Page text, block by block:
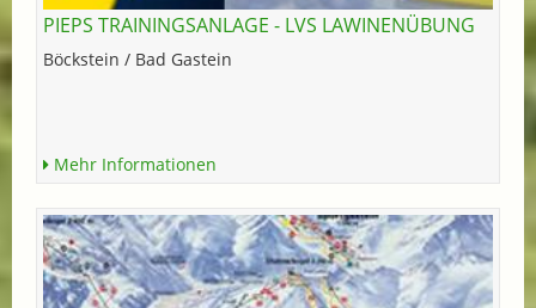
PIEPS TRAININGSANLAGE - LVS LAWINENÜBUNG
Böckstein / Bad Gastein
Mehr Informationen